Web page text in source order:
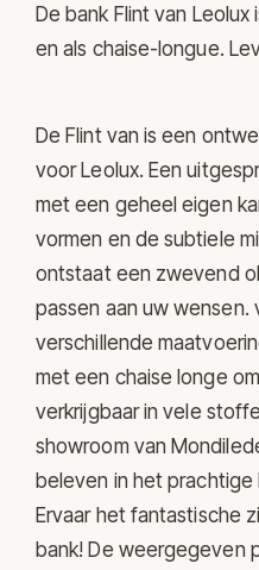
De bank Flint van Leolux
en als chaise-longue.
De Flint van is een
voor Leolux. Een
met een geheel eigen
vormen en de subtiele
ontstaat een zwevend
passen aan uw wensen.
verschillende
met een chaise longe
verkrijgbaar in vele
showroom van
beleven in het prachtige
Ervaar het fantastische
bank! De weergegeven